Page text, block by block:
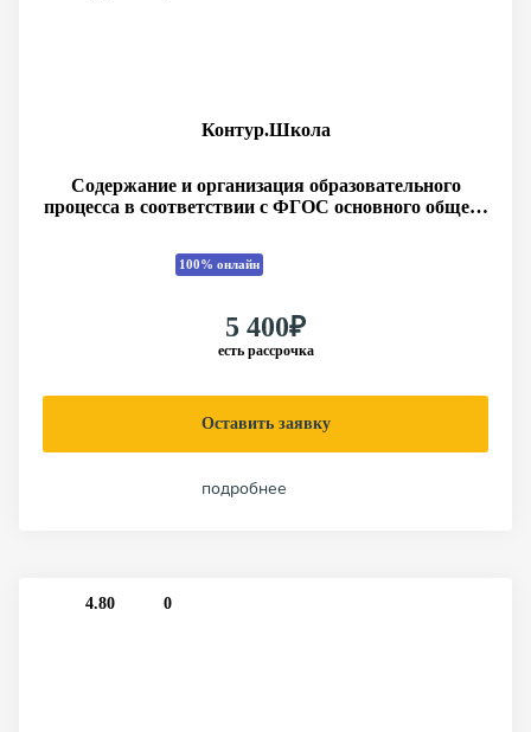
Контур.Школа
Содержание и организация образовательного
процесса в соответствии с ФГОС основного общего
100% онлайн
5 400₽
есть рассрочка
Оставить заявку
подробнее
4.80 0